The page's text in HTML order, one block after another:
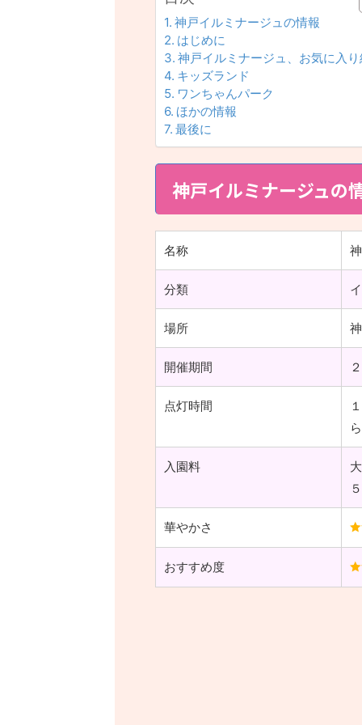
神戸イルミナージュの情報
はじめに
神戸イルミナージュ、お気に入
キッズランド
ワンちゃんパーク
ほかの情報
最後に
神戸イルミナージュの
名称
分類
場所
開催期間
点灯時間
入園料
華やかさ
おすすめ度